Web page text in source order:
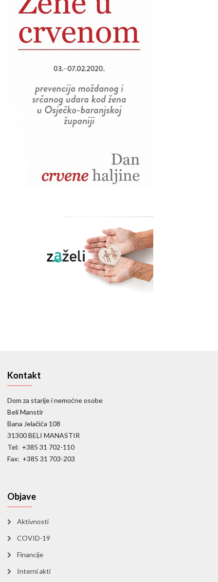
Kontakt
Dom za starije i nemoćne osobe
Beli Manstir
Bana Jelačića 108
31300 BELI MANASTIR
Tel: +385 31 702-110
Fax: +385 31 703-203
Objave
Aktivnosti
COVID-19
Financije
Interni akti